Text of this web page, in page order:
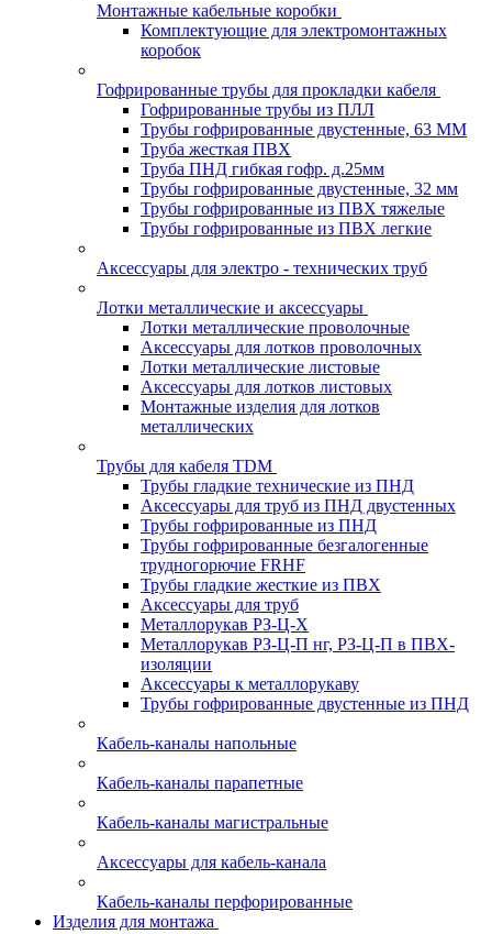
Монтажные кабельные коробки
Комплектующие для электромонтажных
коробок
Гофрированные трубы для прокладки кабеля
Гофрированные трубы из ПЛЛ
Трубы гофрированные двустенные, 63 ММ
Труба жесткая ПВХ
Труба ПНД гибкая гофр. д.25мм
Трубы гофрированные двустенные, 32 мм
Трубы гофрированные из ПВХ тяжелые
Трубы гофрированные из ПВХ легкие
Аксессуары для электро - технических труб
Лотки металлические и аксессуары
Лотки металлические проволочные
Аксессуары для лотков проволочных
Лотки металлические листовые
Аксессуары для лотков листовых
Монтажные изделия для лотков
металлических
Трубы для кабеля TDM
Трубы гладкие технические из ПНД
Аксессуары для труб из ПНД двустенных
Трубы гофрированные из ПНД
Трубы гофрированные безгалогенные
трудногорючие FRHF
Трубы гладкие жесткие из ПВХ
Аксессуары для труб
Металлорукав РЗ-Ц-Х
Металлорукав РЗ-Ц-П нг, РЗ-Ц-П в ПВХ-
изоляции
Аксессуары к металлорукаву
Трубы гофрированные двустенные из ПНД
Кабель-каналы напольные
Кабель-каналы парапетные
Кабель-каналы магистральные
Аксессуары для кабель-канала
Кабель-каналы перфорированные
Изделия для монтажа